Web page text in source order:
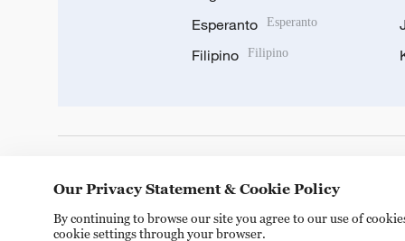
Esperanto Esperanto
Filipino Filipino
Our Privacy Statement & Cookie Policy
By continuing to browse our site you agree to our use of
cookie settings through your browser.